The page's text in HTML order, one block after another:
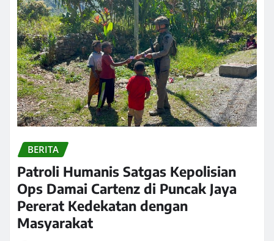
BERITA
Patroli Humanis Satgas Kepolisian
Ops Damai Cartenz di Puncak Jaya
Pererat Kedekatan dengan
Masyarakat